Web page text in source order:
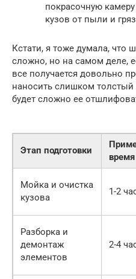
покрасочную
кузов от пыли и
Кстати, я тоже думала, что
сложно, но на самом деле,
все получается довольно
наносить слишком
будет сложно ее
Этап подготовки
время
Мойка и очистка
кузова
1-2
Разборка и
демонтаж
элементов
2-4